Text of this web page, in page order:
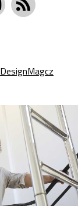
DesignMagcz